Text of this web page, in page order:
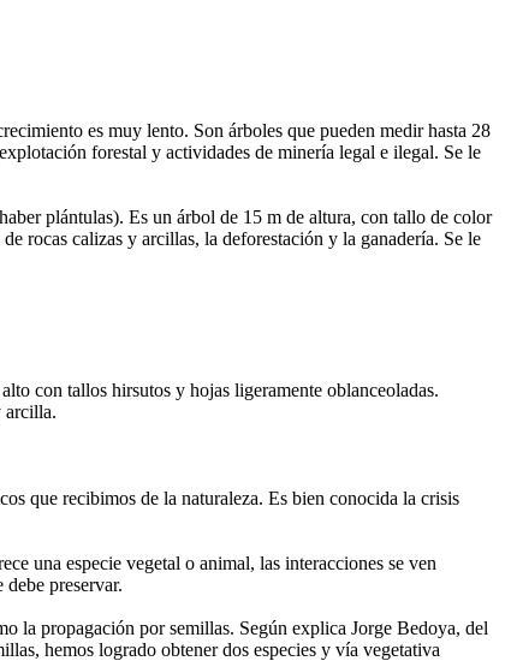
es muy lento. Son árboles que pueden medir hasta 28
forestal y actividades de minería legal e ilegal. Se le
plántulas). Es un árbol de 15 m de altura, con tallo de color
rocas calizas y arcillas, la deforestación y la ganadería. Se le
con tallos hirsutos y hojas ligeramente oblanceoladas.
arcilla.
que recibimos de la naturaleza. Es bien conocida la crisis
una especie vegetal o animal, las interacciones se ven
preservar.
la propagación por semillas. Según explica Jorge Bedoya, del
hemos logrado obtener dos especies y vía vegetativa